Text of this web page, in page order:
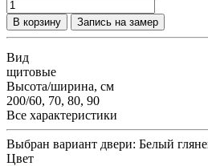
В корзину Запись на замер
Вид
щитовые
Высота/ширина, см
200/60, 70, 80, 90
Все характеристики
Выбран вариант двери: Белый
Цвет